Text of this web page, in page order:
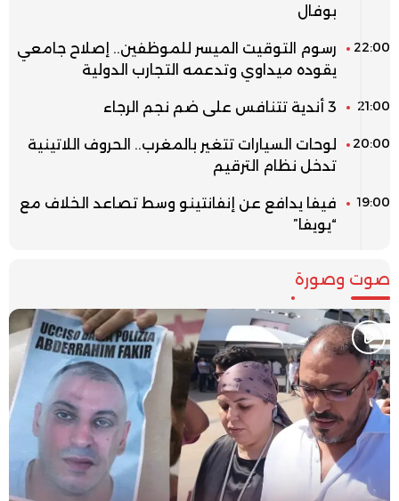
بوفال
22:00
رسوم التوقيت الميسر للموظفين.. إصلاح جامعي
يقوده ميداوي وتدعمه التجارب الدولية
21:00 3 أندية تتنافس على ضم نجم الرجاء
20:00
لوحات السيارات تتغير بالمغرب.. الحروف اللاتينية
تدخل نظام الترقيم
19:00
فيفا يدافع عن إنفانتينو وسط تصاعد الخلاف مع
“يويفا”
صوت وصورة